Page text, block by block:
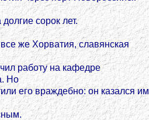
сорок лет.
же Хорватия, славянская
работу на кафедре
Но
его враждебно: он казался им